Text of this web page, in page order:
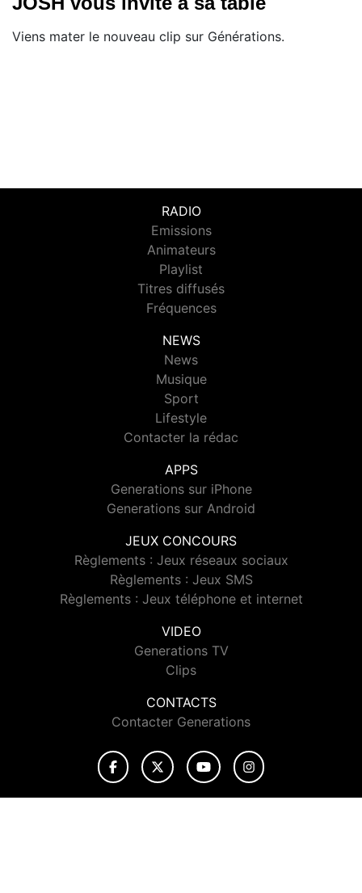
Viens mater le nouveau clip sur Générations.
RADIO
Emissions
Animateurs
Playlist
Titres diffusés
Fréquences
NEWS
News
Musique
Sport
Lifestyle
Contacter la rédac
APPS
Generations sur iPhone
Generations sur Android
JEUX CONCOURS
Règlements : Jeux réseaux sociaux
Règlements : Jeux SMS
Règlements : Jeux téléphone et internet
VIDEO
Generations TV
Clips
CONTACTS
Contacter Generations